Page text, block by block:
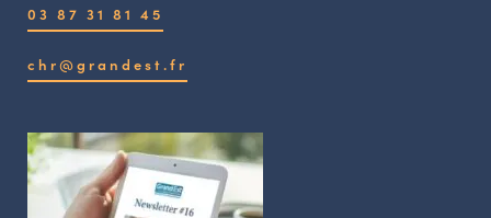
03 87 31 81 45
chr@grandest.fr